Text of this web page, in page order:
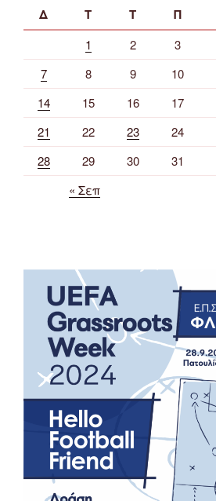
Δ Τ Τ Π
1 2 3
7
8 9 10
14
15 16 17
21
22 23 24
28
29 30
31
« Σεπ